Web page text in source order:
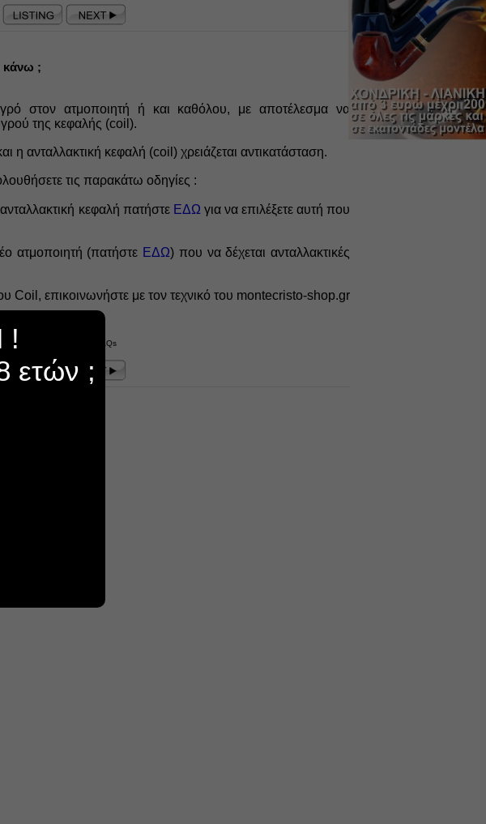
κάνω ;
στον ατμοποιητή ή και καθόλου, με αποτέλεσμα να
ρού της κεφαλής (coil).
η ανταλλακτική κεφαλή (coil) χρειάζεται αντικατάσταση.
τις παρακάτω οδηγίες :
κεφαλή πατήστε ΕΔΩ για να επιλέξετε αυτή που
ατμοποιητή (πατήστε ΕΔΩ) που να δέχεται ανταλλακτικές
Coil , επικοινωνήστε με τον τεχνικό του montecristo-shop.gr
σε Ηλεκτρονικό Τσιγάρο FAQs
!
ετών ;